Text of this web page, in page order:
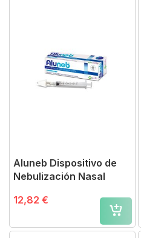
Aluneb Dispositivo de
Nebulización Nasal
12,82 €